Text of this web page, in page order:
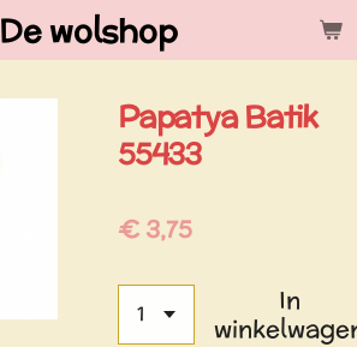
De wolshop
Papatya Batik
55433
€ 3,75
In